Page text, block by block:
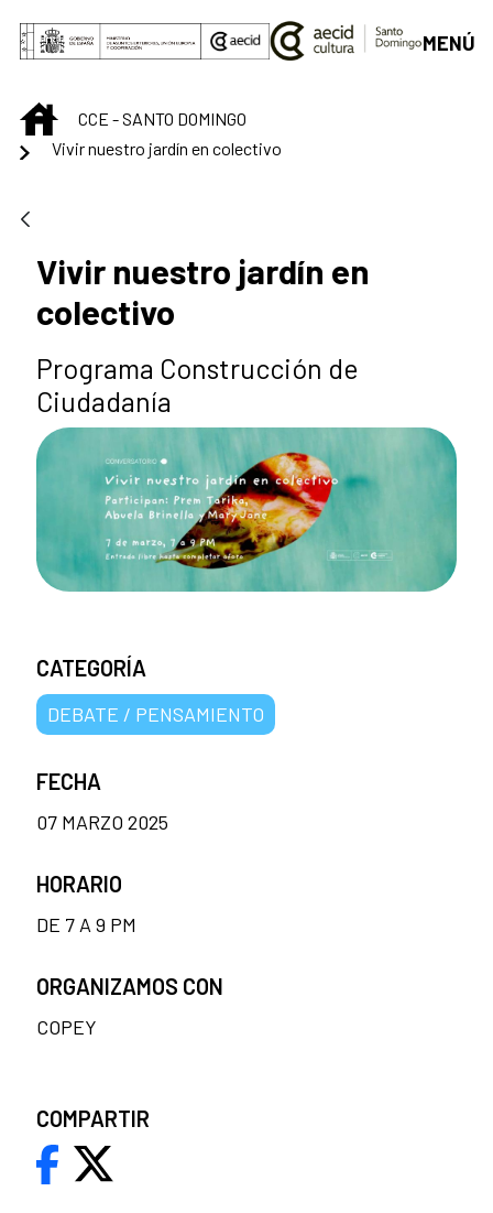
Saltar al contenido principal
MENÚ
INICIOCCE - SANTO DOMINGO
Vivir nuestro jardín en colectivo
Vivir nuestro jardín en
colectivo
Programa Construcción de
Ciudadanía
CATEGORÍA
DEBATE / PENSAMIENTO
FECHA
07 MARZO 2025
HORARIO
DE 7 A 9 PM
ORGANIZAMOS CON
COPEY
COMPARTIR